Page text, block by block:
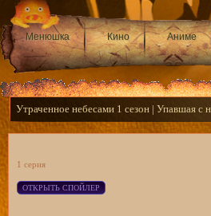
Менюшка Кино Аниме
Утраченное небесами 1 сезон | Упавшая с
1 серия